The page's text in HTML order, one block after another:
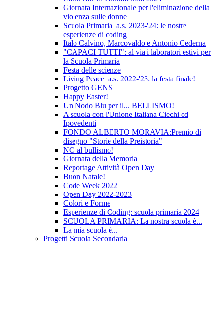
Giornata Internazionale per l'eliminazione della
violenza sulle donne
Scuola Primaria_a.s. 2023-'24: le nostre
esperienze di coding
Italo Calvino, Marcovaldo e Antonio Cederna
"CAPACI TUTTI": al via i laboratori estivi per
la Scuola Primaria
Festa delle scienze
Living Peace_a.s. 2022-'23: la festa finale!
Progetto GENS
Happy Easter!
Un Nodo Blu per il... BELLISMO!
A scuola con l'Unione Italiana Ciechi ed
Ipovedenti
FONDO ALBERTO MORAVIA:Premio di
disegno "Storie della Preistoria"
NO al bullismo!
Giornata della Memoria
Reportage Attività Open Day
Buon Natale!
Code Week 2022
Open Day 2022-2023
Colori e Forme
Esperienze di Coding: scuola primaria 2024
SCUOLA PRIMARIA: La nostra scuola è...
La mia scuola è...
Progetti Scuola Secondaria